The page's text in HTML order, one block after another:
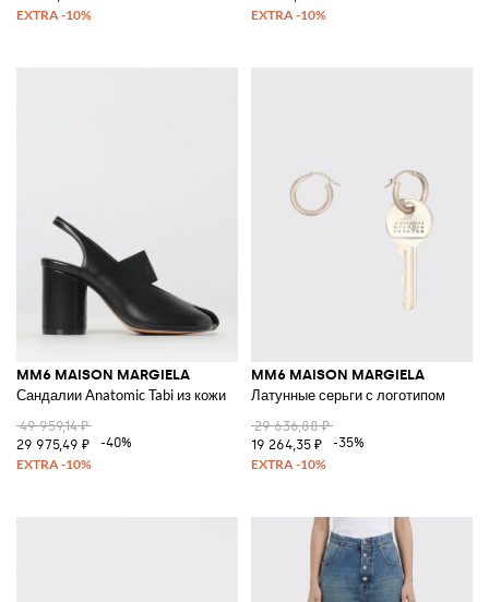
MM6 MAISON MARGIELA
Сандалии Anatomic Tabi из кожи
49 959,14 ₽
29 975,49 ₽
-40%
MM6 MAISON MARGIELA
Латунные серьги с логотипом
29 636,88 ₽
19 264,35 ₽
-35%